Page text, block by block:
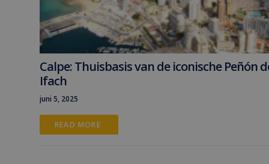
Calpe: Thuisbasis van de iconische Peñón
Ifach
juni 5, 2025
READ MORE